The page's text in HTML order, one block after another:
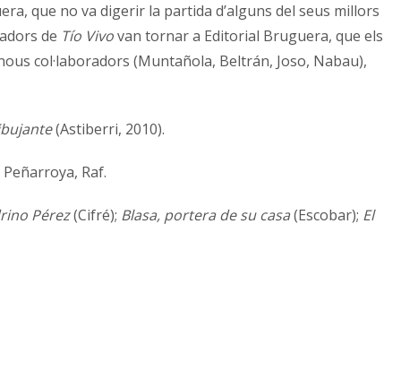
que no va digerir la partida d’alguns del seus millors
de Tío Vivovan tornar a Editorial Bruguera, que els
col·laboradors (Muntañola, Beltrán, Joso, Nabau),
(Astiberri, 2010).
Raf.
Pérez(Cifré); Blasa, portera de su casa(Escobar); El